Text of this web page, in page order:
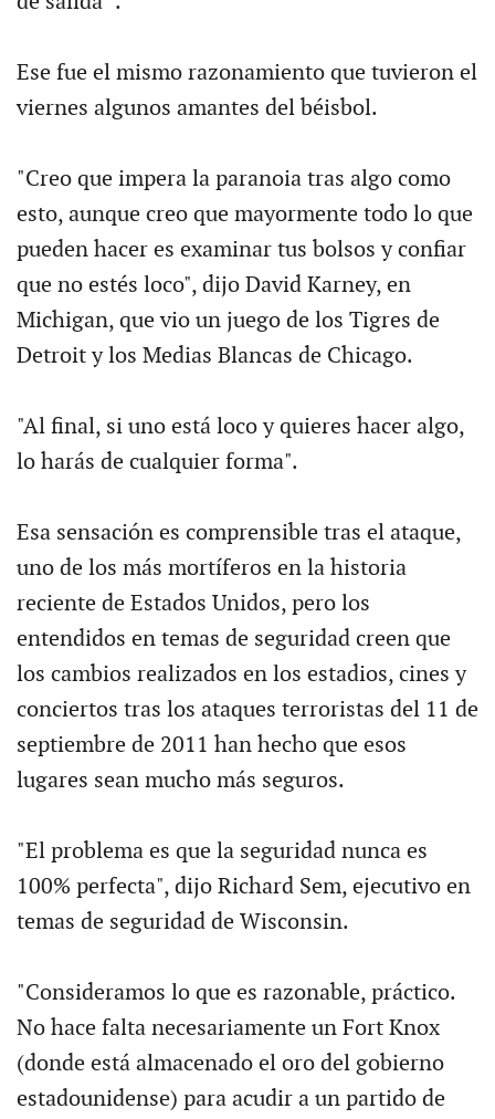
Ese fue el mismo razonamiento que tuvieron el
viernes algunos amantes del béisbol.
"Creo que impera la paranoia tras algo como
esto, aunque creo que mayormente todo lo que
pueden hacer es examinar tus bolsos y confiar
que no estés loco", dijo David Karney, en
Michigan, que vio un juego de los Tigres de
Detroit y los Medias Blancas de Chicago.
"Al final, si uno está loco y quieres hacer algo,
lo harás de cualquier forma".
Esa sensación es comprensible tras el ataque,
uno de los más mortíferos en la historia
reciente de Estados Unidos, pero los
entendidos en temas de seguridad creen que
los cambios realizados en los estadios, cines y
conciertos tras los ataques terroristas del 11 de
septiembre de 2011 han hecho que esos
lugares sean mucho más seguros.
"El problema es que la seguridad nunca es
100% perfecta", dijo Richard Sem, ejecutivo en
temas de seguridad de Wisconsin.
"Consideramos lo que es razonable, práctico.
No hace falta necesariamente un Fort Knox
(donde está almacenado el oro del gobierno
estadounidense) para acudir a un partido de